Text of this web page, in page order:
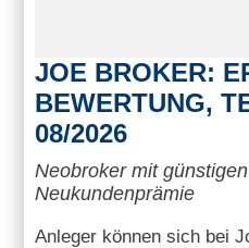
JOE BROKER:
BEWERTUNG,
08/2026
Neobroker mit
Neukundenprämie
Anleger können sich bei